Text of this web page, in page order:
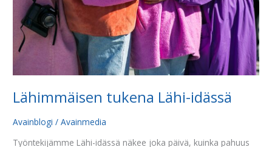
Lähimmäisen tukena Lähi-idässä
Avainblogi /Avainmedia
Työntekijämme Lähi-idässä näkee joka päivä, kuinka pahuus